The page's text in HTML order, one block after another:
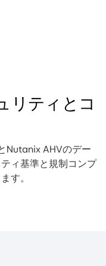
リティとコ
Nutanix AHVのデー
ィ基準と規制コンプ
す。